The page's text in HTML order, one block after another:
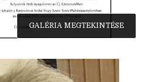
GALÉRIA MEGTEKINTÉSE